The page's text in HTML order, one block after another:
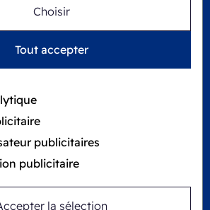
Choisir
Tout accepter
publicitaires
publicitaire
la sélection
FSC® sous le numéro de
de